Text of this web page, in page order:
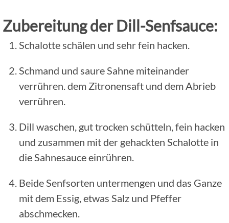
Zubereitung der Dill-Senfsauce:
Schalotte schälen und sehr fein hacken.
Schmand und saure Sahne miteinander
verrühren. dem Zitronensaft und dem Abrieb
verrühren.
Dill waschen, gut trocken schütteln, fein hacken
und zusammen mit der gehackten Schalotte in
die Sahnesauce einrühren.
Beide Senfsorten untermengen und das Ganze
mit dem Essig, etwas Salz und Pfeffer
abschmecken.